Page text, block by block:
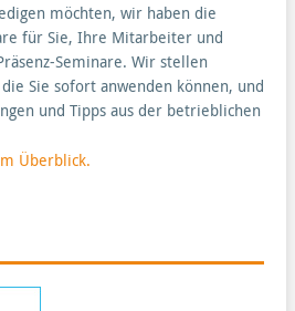
möchten, wir haben die
für Sie, Ihre Mitarbeiter und
Seminare. Wir stellen
Sie sofort anwenden können, und
und Tipps aus der betrieblichen
Überblick.